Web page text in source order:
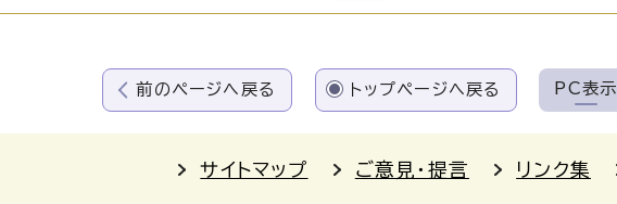
前のページへ戻る トップページへ戻る PC表示
サイトマップ ご意見・提言 リンク集